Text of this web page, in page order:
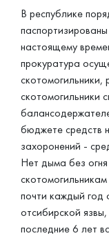
В республике
настоящему
прокуратура
скотомогильники,
скотомогильники
бюджете средств
захоронений -
Нет дыма без
почти каждый год
отсибирской
последние 6 лет